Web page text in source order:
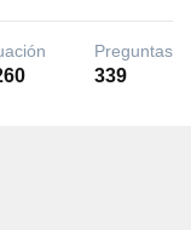
Preguntas
339